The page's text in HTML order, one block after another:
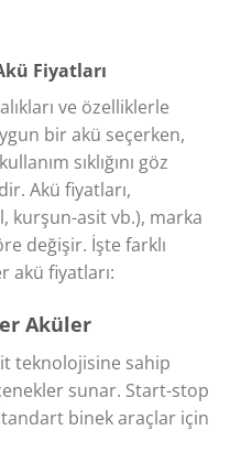
Fiyatları
ve özelliklerle
bir akü seçerken,
sıklığını göz
Akü fiyatları,
kurşun-asit vb.), marka
değişir. İşte farklı
akü fiyatları:
Aküler
teknolojisine sahip
sunar. Start-stop
binek araçlar için